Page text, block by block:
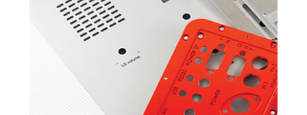
Folientastaturen
Metallschilder
Aufkleber und Etiketten
Kunststoff-Etiketten und Tags